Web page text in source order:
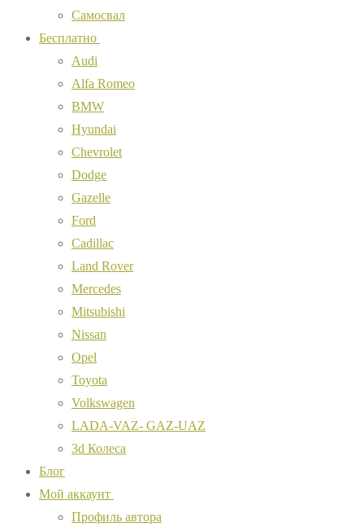
Самосвал
Бесплатно
Audi
Alfa Romeo
BMW
Hyundai
Chevrolet
Dodge
Gazelle
Ford
Cadillac
Land Rover
Mercedes
Mitsubishi
Nissan
Opel
Toyota
Volkswagen
LADA-VAZ- GAZ-UAZ
3d Колеса
Блог
Мой аккаунт
Профиль автора